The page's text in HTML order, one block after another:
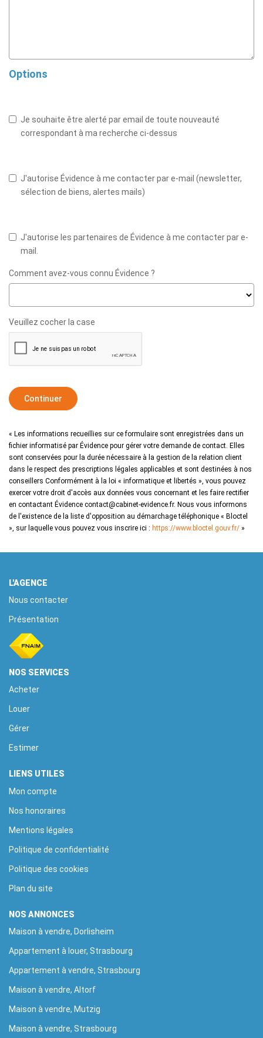
Options
Je souhaite être alerté par email de toute nouveauté
correspondant à ma recherche ci-dessus
J'autorise Évidence à me contacter par e-mail (newsletter,
sélection de biens, alertes mails)
J'autorise les partenaires de Évidence à me contacter par e-
mail.
Comment avez-vous connu Évidence ?
Veuillez cocher la case
Continuer
« Les informations recueillies sur ce formulaire sont enregistrées dans un
fichier informatisé par Évidence pour gérer votre demande de contact. Elles
sont conservées pour la durée nécessaire à la gestion de la relation client
dans le respect des prescriptions légales applicables et sont destinées à nos
conseillers Conformément à la loi « informatique et libertés », vous pouvez
exercer votre droit d'accès aux données vous concernant et les faire rectifier
en contactant Évidence contact@cabinet-evidence.fr. Nous vous informons
de l'existence de la liste d'opposition au démarchage téléphonique « Bloctel
», sur laquelle vous pouvez vous inscrire ici : https://www.bloctel.gouv.fr/ »
L'AGENCE
Nous contacter
Présentation
NOS SERVICES
Acheter
Louer
Gérer
Estimer
LIENS UTILES
Mon compte
Nos honoraires
Mentions légales
Politique de confidentialité
Politique des cookies
Plan du site
NOS ANNONCES
Maison à vendre, Dorlisheim
Appartement à louer, Strasbourg
Appartement à vendre, Strasbourg
Maison à vendre, Altorf
Maison à vendre, Mutzig
Maison à vendre, Strasbourg